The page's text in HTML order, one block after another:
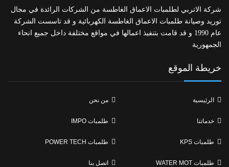
شركة الاتربي لطلمبات الاعماق الغاطسة من الشركات الرائدة في مجال
توريد وصيانة طلمبات الاعماق الغاطسة الكهربائية و قد تاسست الشركة
عام 1990 و قد قامت بتنفيذ اعمالها في مواقع مختلفة داخل جميع انحاء
الجمهورية
خريطة الموقع
الرئيسية من نحن
خدماتنا طلمبات IMPO
طلمبات KPS طلمبات POWER TECH
طلمبات WATER MOT اتصل بنا